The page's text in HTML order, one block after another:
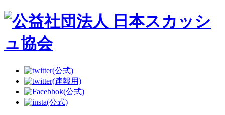
(公式)
(速報用)
(公式)
(公式)